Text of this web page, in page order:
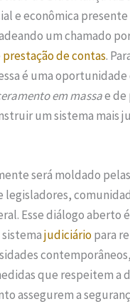
e econômica
um chamado
prestação de contas.
é uma oportunidade
em massae de
um sistema mais
será moldado
Esse diálogo aberto
sistemajudiciáriopara
que respeitem a
assegurem a